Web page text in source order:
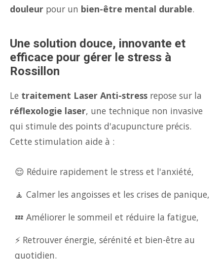
douleur pour un bien-être mental durable.
Une solution douce, innovante et
efficace pour gérer le stress à
Rossillon
Le traitement Laser Anti-stress repose sur la
réflexologie laser, une technique non invasive
qui stimule des points d'acupuncture précis.
Cette stimulation aide à :
😌 Réduire rapidement le stress et l'anxiété,
🧘 Calmer les angoisses et les crises de panique,
💤 Améliorer le sommeil et réduire la fatigue,
⚡ Retrouver énergie, sérénité et bien-être au
quotidien.